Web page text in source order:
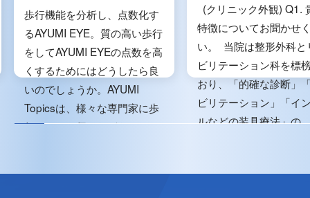
歩行機能を分析し、点数化す
るAYUMI EYE。質の高い歩行
をしてAYUMI EYEの点数を高
くするためにはどうしたら良
いのでしょうか。AYUMI
Topicsは、様々な専門家に歩
行について伺いながら...
(クリニック外観) Q1.
特徴についてお聞かせ
い。 当院は整形外科と
ビリテーション科を標
おり、「的確な診断」
ビリテーション」「イ
ルなどの装具療法」の...